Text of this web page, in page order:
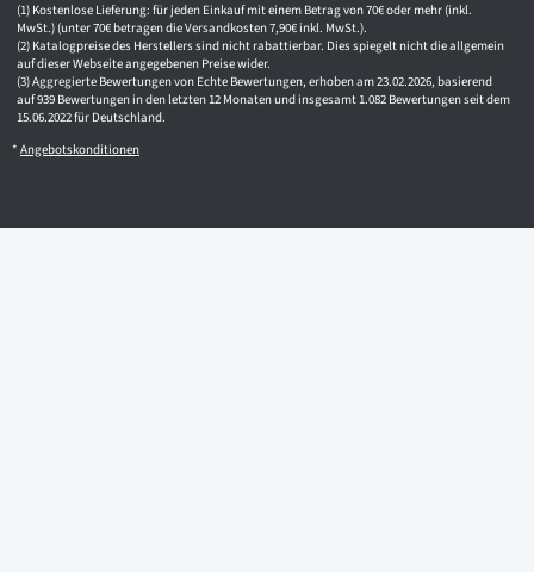
Kostenlose Lieferung: für jeden Einkauf mit einem Betrag von 70€ oder mehr (inkl.
MwSt.) (unter 70€ betragen die Versandkosten 7,90€ inkl. MwSt.).
Katalogpreise des Herstellers sind nicht rabattierbar. Dies spiegelt nicht die allgemein
auf dieser Webseite angegebenen Preise wider.
Aggregierte Bewertungen von Echte Bewertungen, erhoben am 23.02.2026, basierend
auf 939 Bewertungen in den letzten 12 Monaten und insgesamt 1.082 Bewertungen seit dem
15.06.2022 für Deutschland.
* Angebotskonditionen